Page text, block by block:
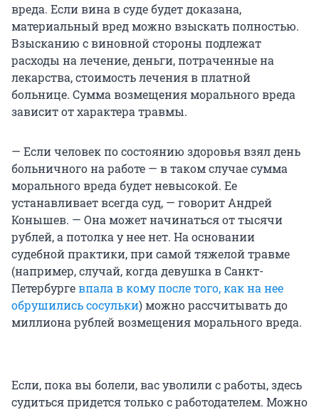
вреда. Если вина в суде будет доказана,
материальный вред можно взыскать полностью.
Взысканию с виновной стороны подлежат
расходы на лечение, деньги, потраченные на
лекарства, стоимость лечения в платной
больнице. Сумма возмещения морального вреда
зависит от характера травмы.
— Если человек по состоянию здоровья взял день
больничного на работе — в таком случае сумма
морального вреда будет невысокой. Ее
устанавливает всегда суд, — говорит Андрей
Конышев. — Она может начинаться от тысячи
рублей, а потолка у нее нет. На основании
судебной практики, при самой тяжелой травме
(например, случай, когда девушка в Санкт-
Петербургевпала в кому после того, как на нее
обрушились сосульки) можно рассчитывать до
миллиона рублей возмещения морального вреда.
Если, пока вы болели, вас уволили с работы, здесь
судиться придется только с работодателем. Можно